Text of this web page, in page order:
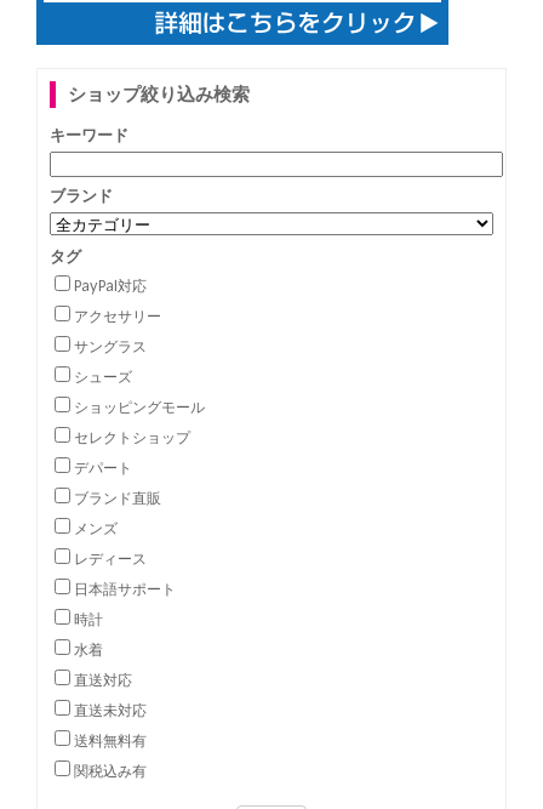
ショップ絞り込み検索
キーワード
ブランド
タグ
PayPal対応
アクセサリー
サングラス
シューズ
ショッピングモール
セレクトショップ
デパート
ブランド直販
メンズ
レディース
日本語サポート
時計
水着
直送対応
直送未対応
送料無料有
関税込み有